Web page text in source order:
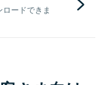
ードできま